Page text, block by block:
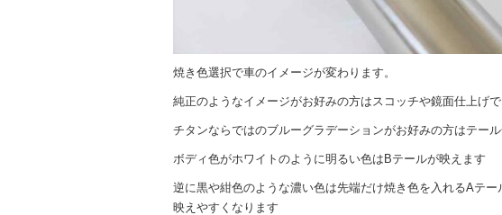
焼き色選択で車のイメージが変わります。
純正のようなイメージがお好みの方はスコッチや鏡面仕上げで
チタンならではのブルーグラデーションがお好みの方はテー
ボディ色がホワイトのように明るい色はBテールが映えます
逆に黒や紺色のような濃い色は先端だけ焼き色を入れるAテ
映えやすくなります